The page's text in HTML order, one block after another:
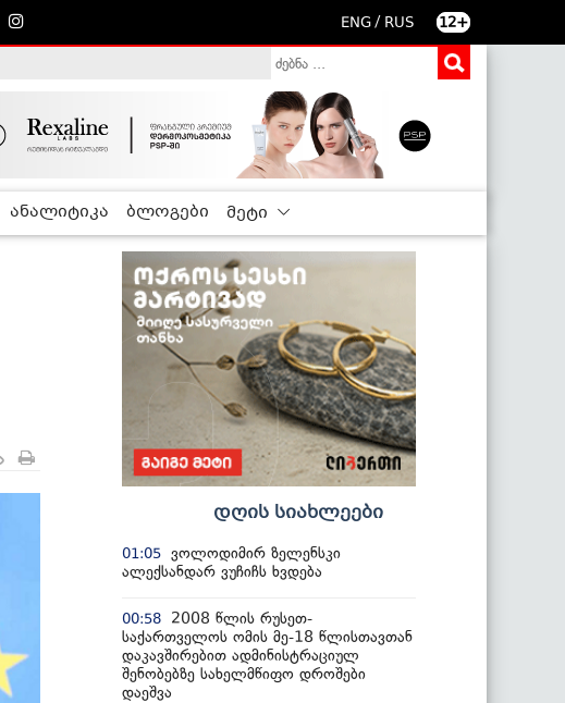
ENG / RUS 12+
ანალიტიკა ბლოგები მეტი
დღის სიახლეები
01:05 ვოლოდიმირ ზელენსკი
ალექსანდარ ვუჩიჩს ხვდება
00:58
2008 წლის რუსეთ-
საქართველოს ომის მე-18 წლისთავთან
დაკავშირებით ადმინისტრაციულ
შენობებზე სახელმწიფო დროშები
დაეშვა